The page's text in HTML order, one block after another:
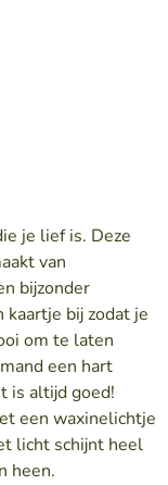
je lief is. Deze
van
bijzonder
kaartje bij zodat je
om te laten
een hart
is altijd goed!
een waxinelichtje
licht schijnt heel
heen.